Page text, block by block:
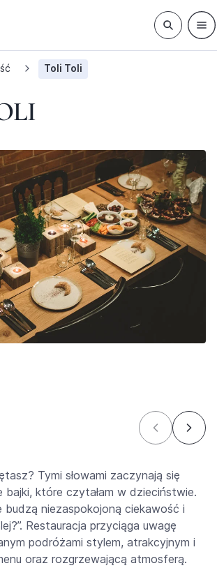
Toli Toli
Tymi słowami zaczynają się
bajki, które czytałam w dzieciństwie.
budzą niezaspokojoną ciekawość i
Restauracja przyciąga uwagę
podróżami stylem, atrakcyjnym i
oraz rozgrzewającą atmosferą.